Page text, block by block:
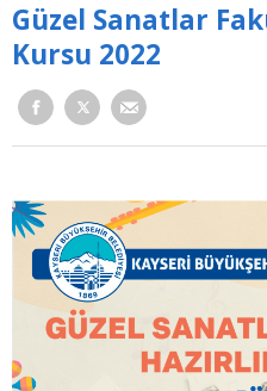
Güzel Sanatlar
Kursu 2022